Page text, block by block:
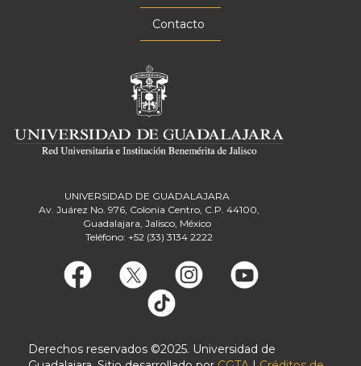
Contacto
UNIVERSIDAD DE GUADALAJARA
Av. Juárez No. 976, Colonia Centro, C.P. 44100,
Guadalajara, Jalisco, México
Teléfono: +52 (33) 3134 2222
Derechos reservados ©2025. Universidad de